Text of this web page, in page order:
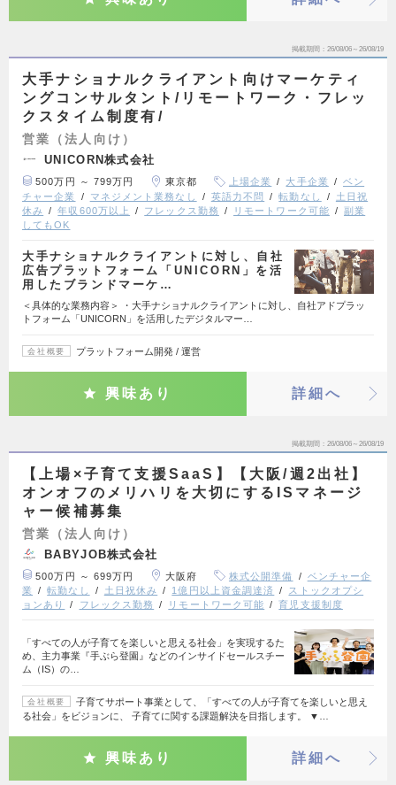
掲載期間 26/08/06～26/08/19
大手ナショナルクライアント向けマーケティ
ングコンサルタント/リモートワーク・フレッ
クスタイム制度有/
営業（法人向け）
UNICORN株式会社
500万円 ～ 799万円 東京都 上場企業 大手企業
ベン
チャー企業
マネジメント業務なし 英語力不問 転勤なし
土日祝
休み
年収600万以上 フレックス勤務 リモートワーク可能
副業
してもOK
大手ナショナルクライアントに対し、自社
広告プラットフォーム「UNICORN」を活
用したブランドマーケ…
＜具体的な業務内容＞ ・大手ナショナルクライアントに対し、自社アドプラッ
トフォーム「UNICORN」を活用したデジタルマー…
会社概要 プラットフォーム開発 / 運営
興味あり 詳細へ
掲載期間 26/08/06～26/08/19
【上場×子育て支援SaaS】【大阪/週2出社】
オンオフのメリハリを大切にするISマネージ
ャー候補募集
営業（法人向け）
BABYJOB株式会社
500万円 ～ 699万円 大阪府 株式公開準備
ベンチャー企
業
転勤なし 土日祝休み 1億円以上資金調達済
ストックオプシ
ョンあり
フレックス勤務 リモートワーク可能 育児支援制度
「すべての人が子育てを楽しいと思える社会」を実現するた
め、主力事業『手ぶら登園』などのインサイドセールスチー
ム（IS）の…
会社概要
子育てサポート事業として、「すべての人が子育てを楽しいと思え
る社会」をビジョンに、 子育てに関する課題解決を目指します。 ▼…
興味あり 詳細へ